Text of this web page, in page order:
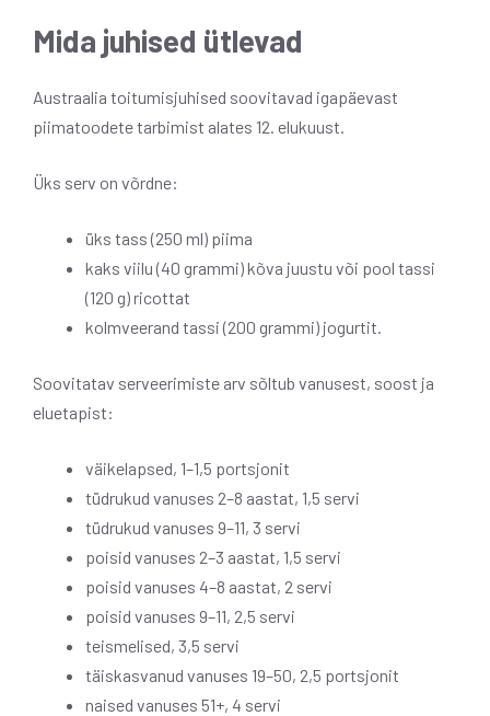
Mida juhised ütlevad
Austraalia toitumisjuhised soovitavad igapäevast
piimatoodete tarbimist alates 12. elukuust.
Üks serv on võrdne:
üks tass (250 ml) piima
kaks viilu (40 grammi) kõva juustu või pool tassi
(120 g) ricottat
kolmveerand tassi (200 grammi) jogurtit.
Soovitatav serveerimiste arv sõltub vanusest, soost ja
eluetapist:
väikelapsed, 1–1,5 portsjonit
tüdrukud vanuses 2–8 aastat, 1,5 servi
tüdrukud vanuses 9–11, 3 servi
poisid vanuses 2–3 aastat, 1,5 servi
poisid vanuses 4–8 aastat, 2 servi
poisid vanuses 9–11, 2,5 servi
teismelised, 3,5 servi
täiskasvanud vanuses 19–50, 2,5 portsjonit
naised vanuses 51+, 4 servi